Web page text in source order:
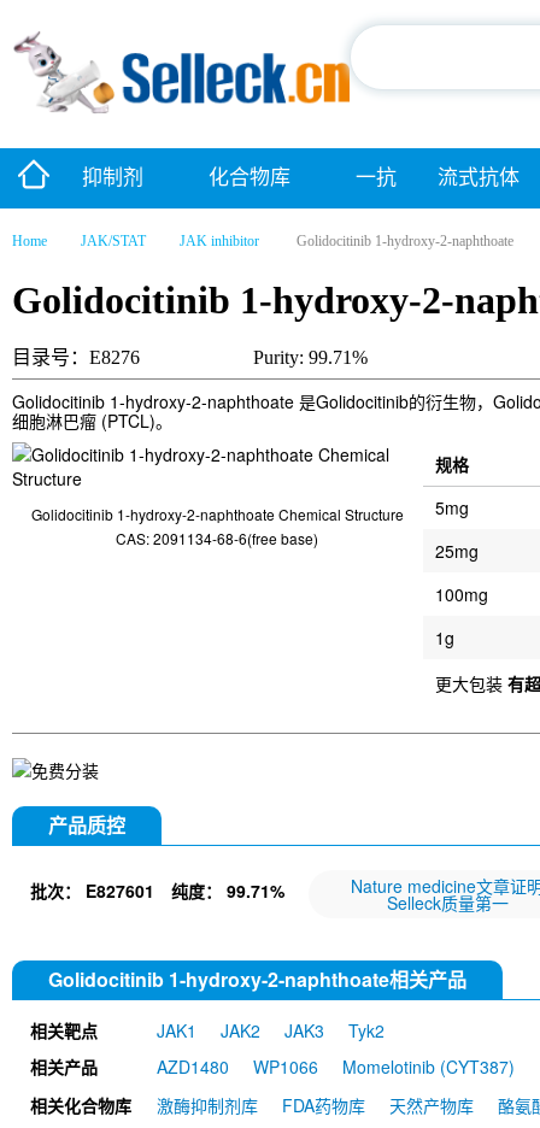
抑制剂 化合物库 一抗 流式抗体
Home JAK/STAT JAK inhibitor Golidocitinib 1-hydroxy-2-naphthoate
Golidocitinib 1-hydroxy-2-
目录号：E8276 Purity: 99.71%
Golidocitinib 1-hydroxy-2-naphthoate 是Golidocitinib的衍生物，
细胞淋巴瘤 (PTCL)。
Golidocitinib 1-hydroxy-2-naphthoate Chemical Structure
CAS: 2091134-68-6(free base)
规格
5mg
25mg
100mg
1g
更大包装 有
产品质控
批次： E827601 纯度： 99.71% Nature medicine文章证
Selleck质量第一
Golidocitinib 1-hydroxy-2-naphthoate相关产品
相关靶点 JAK1 JAK2 JAK3
Tyk2
相关产品
AZD1480 WP1066 Momelotinib (CYT387)
(PRT062070)
Itacitinib (INCB39110)
AZ 960
相关化合物库 激酶抑制剂库 FDA药物库 天然产物库 酪氨